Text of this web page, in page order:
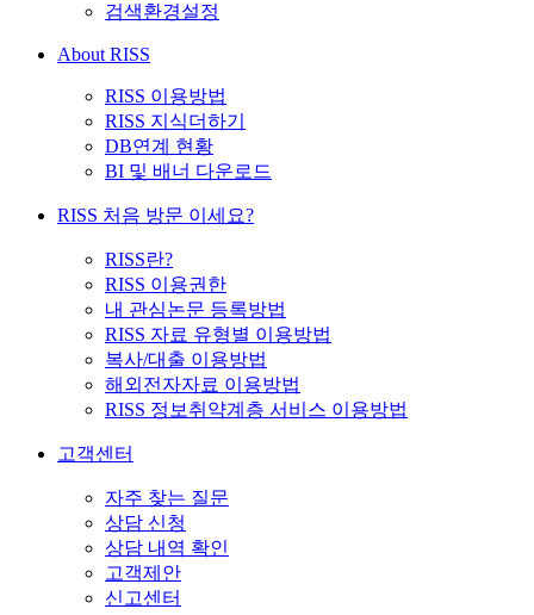
검색환경설정
About RISS
RISS 이용방법
RISS 지식더하기
DB연계 현황
BI 및 배너 다운로드
RISS 처음 방문 이세요?
RISS란?
RISS 이용권한
내 관심논문 등록방법
RISS 자료 유형별 이용방법
복사/대출 이용방법
해외전자자료 이용방법
RISS 정보취약계층 서비스 이용방법
고객센터
자주 찾는 질문
상담 신청
상담 내역 확인
고객제안
신고센터